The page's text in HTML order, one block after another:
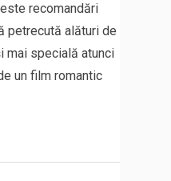
recomandări
petrecută alături de
mai specială atunci
un film romantic